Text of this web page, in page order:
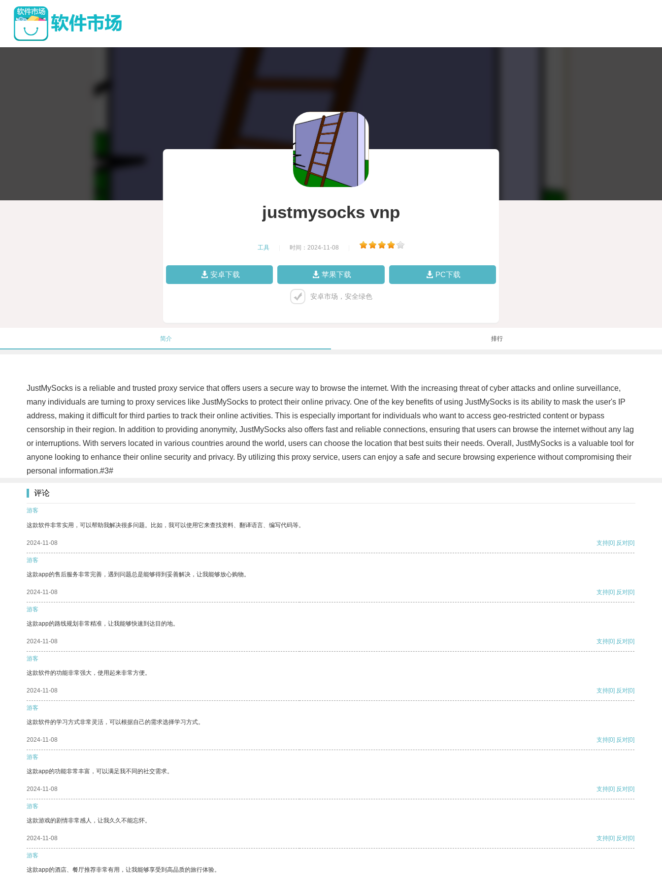
justmysocks vnp
工具 时间：2024-11-08
安卓下载 苹果下载 PC下载
安卓市场，安全绿色
简介 排行
JustMySocks is a reliable and trusted proxy service that offers users a secure way to browse the internet. With the increasing threat of cyber attacks and online surveillance,
many individuals are turning to proxy services like JustMySocks to protect their online privacy. One of the key benefits of using JustMySocks is its ability to mask the user's IP
address, making it difficult for third parties to track their online activities. This is especially important for individuals who want to access geo-restricted content or bypass
censorship in their region. In addition to providing anonymity, JustMySocks also offers fast and reliable connections, ensuring that users can browse the internet without any lag
or interruptions. With servers located in various countries around the world, users can choose the location that best suits their needs. Overall, JustMySocks is a valuable tool for
anyone looking to enhance their online security and privacy. By utilizing this proxy service, users can enjoy a safe and secure browsing experience without compromising their
personal information.#3#
评论
游客
这款软件非常实用，可以帮助我解决很多问题。比如，我可以使用它来查找资料、翻译语言、编写代码等。
2024-11-08 支持[0] 反对[0]
游客
这款app的售后服务非常完善，遇到问题总是能够得到妥善解决，让我能够放心购物。
2024-11-08 支持[0] 反对[0]
游客
这款app的路线规划非常精准，让我能够快速到达目的地。
2024-11-08 支持[0] 反对[0]
游客
这款软件的功能非常强大，使用起来非常方便。
2024-11-08 支持[0] 反对[0]
游客
这款软件的学习方式非常灵活，可以根据自己的需求选择学习方式。
2024-11-08 支持[0] 反对[0]
游客
这款app的功能非常丰富，可以满足我不同的社交需求。
2024-11-08 支持[0] 反对[0]
游客
这款游戏的剧情非常感人，让我久久不能忘怀。
2024-11-08 支持[0] 反对[0]
游客
这款app的酒店、餐厅推荐非常有用，让我能够享受到高品质的旅行体验。